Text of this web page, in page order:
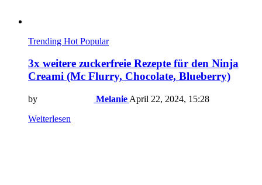
Trending Hot Popular
3x weitere zuckerfreie Rezepte für den Ninja
Creami (Mc Flurry, Chocolate, Blueberry)
by Melanie April 22, 2024, 15:28
Weiterlesen